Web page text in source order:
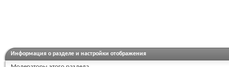
Информация о разделе и настройки отображения